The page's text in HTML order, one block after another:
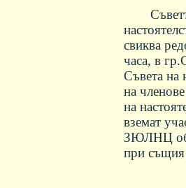
свиква
часа, в
Съвета на
на
на
вземат
ЗЮЛНЦ
при същия